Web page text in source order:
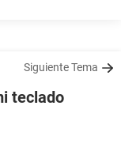
Siguiente Tema
teclado